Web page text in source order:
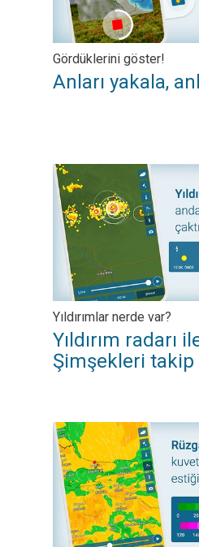
Gördüklerini göster!
Anları yakala,
Yıldırım radarı ile
Yıldırımlar nerde var?
Yıldırım radarı
Şimşekleri takip
Rüzgar Radarı: Hafif Esinti